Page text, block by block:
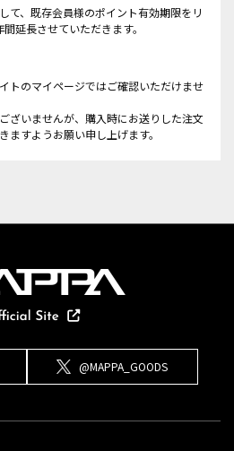
て、既存会員様のポイント有効期限をリ
延長させていただきます。
トのマイページではご確認いただけませ
ざいませんが、購入時にお送りした注文
ますようお願い申し上げます。
@MAPPA_GOODS